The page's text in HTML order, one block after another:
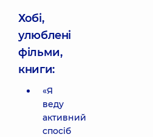
Хобі,
улюблені
фільми,
книги:
«Я
веду
активний
спосіб